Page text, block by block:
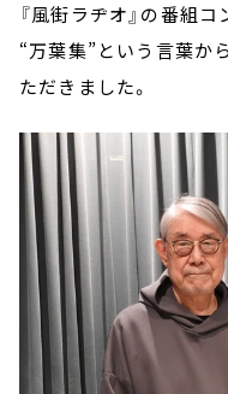
『風街ラヂオ』の番組
“万葉集”という言葉か
ただきました。